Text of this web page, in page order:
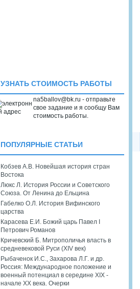
УЗНАТЬ СТОИМОСТЬ РАБОТЫ
na5ballov@bk.ru - отправьте
свое задание и я сообщу Вам
стоимость работы.
ПОПУЛЯРНЫЕ СТАТЬИ
Кобзев А.В. Новейшая история стран
Востока
Люкс Л. История России и Советского
Союза. От Ленина до Ельцина
Габелко О.Л. История Вифинского
царства
Карасева Е.И. Божий царь Павел I
Петрович Романов
Кричевский Б. Митрополичья власть в
средневековой Руси (XIV век)
Рыбаченок И.С., Захарова Л.Г. и др.
Россия: Международное положение и
военный потенциал в середине XIX -
начале XX века. Очерки